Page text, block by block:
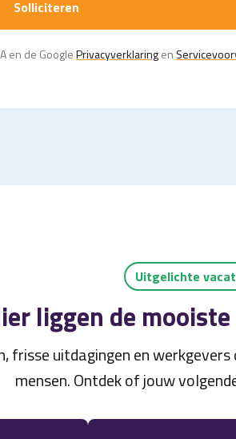
Solliciteren
en de GooglePrivacy­verklaringen
Uitgelichte
liggen de
frisse uitdagingen en
mensen. Ontdek of jouw